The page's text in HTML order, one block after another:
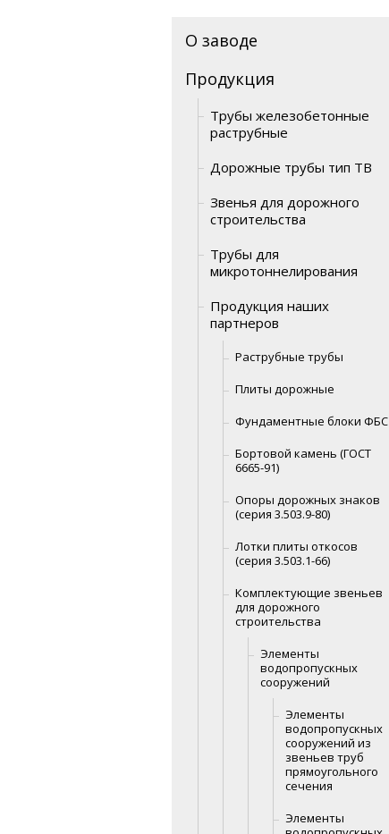
О заводе
Продукция
Трубы железобетонные
раструбные
Дорожные трубы тип ТВ
Звенья для дорожного
строительства
Трубы для
микротоннелирования
Продукция наших
партнеров
Раструбные трубы
Плиты дорожные
Фундаментные блоки ФБС
Бортовой камень (ГОСТ
6665-91)
Опоры дорожных знаков
(серия 3.503.9-80)
Лотки плиты откосов
(серия 3.503.1-66)
Комплектующие звеньев
для дорожного
строительства
Элементы
водопропускных
сооружений
Элементы
водопропускных
сооружений из
звеньев труб
прямоугольного
сечения
Элементы